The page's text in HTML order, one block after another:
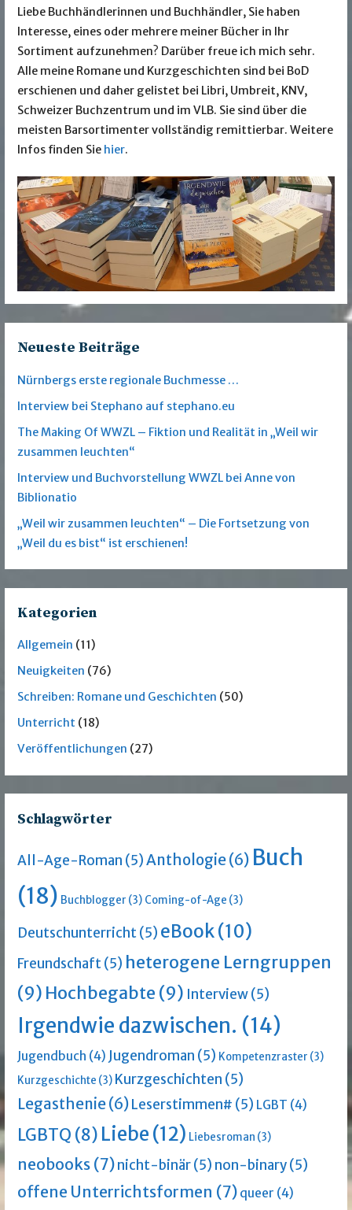
Liebe Buchhändlerinnen und Buchhändler, Sie haben
Interesse, eines oder mehrere meiner Bücher in Ihr
Sortiment aufzunehmen? Darüber freue ich mich sehr.
Alle meine Romane und Kurzgeschichten sind bei BoD
erschienen und daher gelistet bei Libri, Umbreit, KNV,
Schweizer Buchzentrum und im VLB. Sie sind über die
meisten Barsortimenter vollständig remittierbar. Weitere
Infos finden Sie hier.
Neueste Beiträge
Nürnbergs erste regionale Buchmesse …
Interview bei Stephano auf stephano.eu
The Making Of WWZL – Fiktion und Realität in „Weil wir
zusammen leuchten“
Interview und Buchvorstellung WWZL bei Anne von
Biblionatio
„Weil wir zusammen leuchten“ – Die Fortsetzung von
„Weil du es bist“ ist erschienen!
Kategorien
Allgemein (11)
Neuigkeiten (76)
Schreiben: Romane und Geschichten (50)
Unterricht (18)
Veröffentlichungen (27)
Schlagwörter
All-Age-Roman (5)Anthologie(6) Buch
(18) Buchblogger (3) Coming-of-Age (3)
Deutschunterricht(5) eBook(10)
Freundschaft(5) heterogene Lerngruppen
(9) Hochbegabte (9) Interview(5)
Irgendwie dazwischen. (14)
Jugendbuch (4) Jugendroman (5) Kompetenzraster (3)
Kurzgeschichte (3) Kurzgeschichten (5)
Legasthenie(6)Leserstimmen# (5) LGBT (4)
LGBTQ (8) Liebe(12) Liebesroman (3)
neobooks (7)nicht-binär(5) non-binary(5)
offene Unterrichtsformen (7) queer (4)